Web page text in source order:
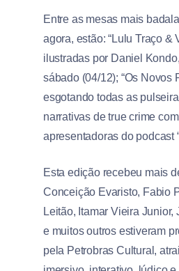
Entre as mesas mais
agora, estão: “Lulu Traço
ilustradas por Daniel
sábado (04/12); “Os Novos
esgotando todas as
narrativas de true crime
apresentadoras do podcast
Esta edição recebeu mais
Conceição Evaristo, Fabio
Leitão, Itamar Vieira
e muitos outros estiveram
pela Petrobras Cultural,